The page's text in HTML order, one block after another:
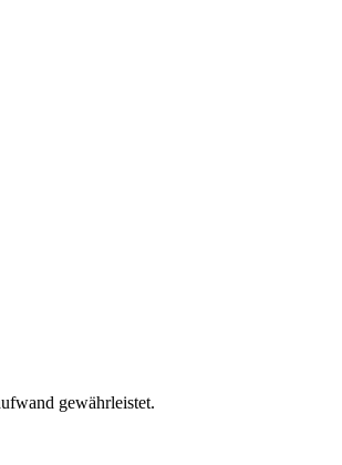
gewährleistet.